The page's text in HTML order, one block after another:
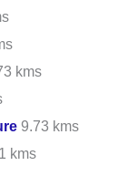
kms
9.73 kms
kms